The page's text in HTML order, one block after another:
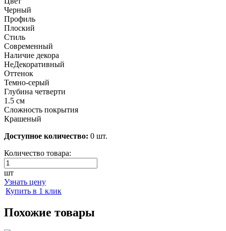
Черный
Профиль
Плоский
Стиль
Современный
Наличие декора
НеДекоративный
Оттенок
Темно-серый
Глубина четверти
1.5 см
Сложность покрытия
Крашеный
Доступное количество: 0 шт.
Количество товара:
шт
Узнать цену
Купить в 1 клик
Похожие товары